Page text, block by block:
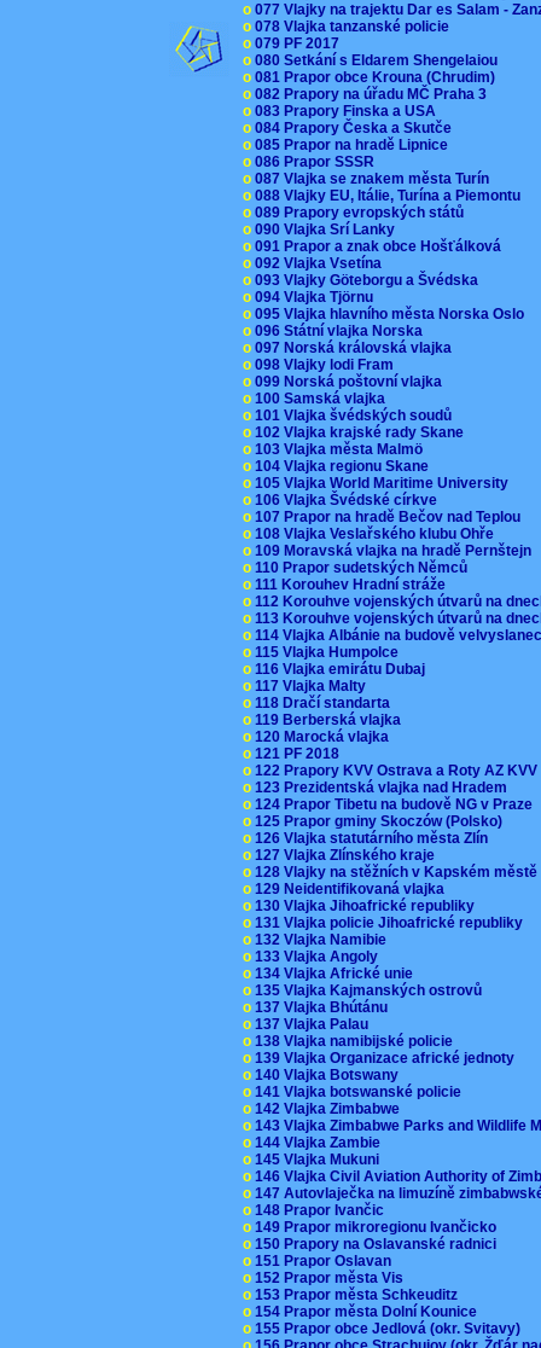
o 077 Vlajky na trajektu Dar es Salam -
o 078 Vlajka tanzanské policie
o 079 PF 2017
o 080 Setkání s Eldarem Shengelaiou
o 081 Prapor obce Krouna (Chrudim)
o 082 Prapory na úřadu MČ Praha 3
o 083 Prapory Finska a USA
o 084 Prapory Česka a Skutče
o 085 Prapor na hradě Lipnice
o 086 Prapor SSSR
o 087 Vlajka se znakem města Turín
o 088 Vlajky EU, Itálie, Turína a Piemontu
o 089 Prapory evropských států
o 090 Vlajka Srí Lanky
o 091 Prapor a znak obce Hošťálková
o 092 Vlajka Vsetína
o 093 Vlajky Göteborgu a Švédska
o 094 Vlajka Tjörnu
o 095 Vlajka hlavního města Norska Oslo
o 096 Státní vlajka Norska
o 097 Norská královská vlajka
o 098 Vlajky lodi Fram
o 099 Norská poštovní vlajka
o 100 Samská vlajka
o 101 Vlajka švédských soudů
o 102 Vlajka krajské rady Skane
o 103 Vlajka města Malmö
o 104 Vlajka regionu Skane
o 105 Vlajka World Maritime University
o 106 Vlajka Švédské církve
o 107 Prapor na hradě Bečov nad Teplou
o 108 Vlajka Veslařského klubu Ohře
o 109 Moravská vlajka na hradě Pernštejn
o 110 Prapor sudetských Němců
o 111 Korouhev Hradní stráže
o 112 Korouhve vojenských útvarů na
o 113 Korouhve vojenských útvarů na
o 114 Vlajka Albánie na budově
o 115 Vlajka Humpolce
o 116 Vlajka emirátu Dubaj
o 117 Vlajka Malty
o 118 Dračí standarta
o 119 Berberská vlajka
o 120 Marocká vlajka
o 121 PF 2018
o 122 Prapory KVV Ostrava a Roty AZ
o 123 Prezidentská vlajka nad Hradem
o 124 Prapor Tibetu na budově NG v Praze
o 125 Prapor gminy Skoczów (Polsko)
o 126 Vlajka statutárního města Zlín
o 127 Vlajka Zlínského kraje
o 128 Vlajky na stěžních v Kapském
o 129 Neidentifikovaná vlajka
o 130 Vlajka Jihoafrické republiky
o 131 Vlajka policie Jihoafrické republiky
o 132 Vlajka Namibie
o 133 Vlajka Angoly
o 134 Vlajka Africké unie
o 135 Vlajka Kajmanských ostrovů
o 137 Vlajka Bhútánu
o 137 Vlajka Palau
o 138 Vlajka namibijské policie
o 139 Vlajka Organizace africké jednoty
o 140 Vlajka Botswany
o 141 Vlajka botswanské policie
o 142 Vlajka Zimbabwe
o 143 Vlajka Zimbabwe Parks and Wildlife
o 144 Vlajka Zambie
o 145 Vlajka Mukuni
o 146 Vlajka Civil Aviation Authority of
o 147 Autovlaječka na limuzíně
o 148 Prapor Ivančic
o 149 Prapor mikroregionu Ivančicko
o 150 Prapory na Oslavanské radnici
o 151 Prapor Oslavan
o 152 Prapor města Vis
o 153 Prapor města Schkeuditz
o 154 Prapor města Dolní Kounice
o 155 Prapor obce Jedlová (okr. Svitavy)